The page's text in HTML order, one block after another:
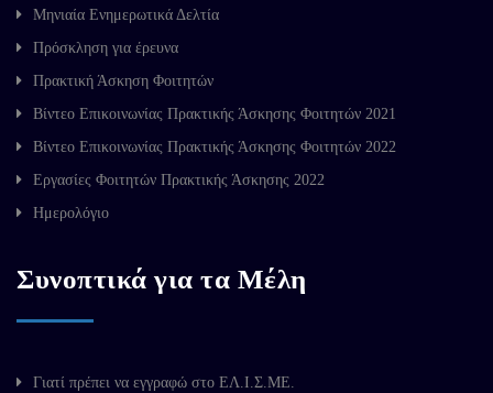
Μηνιαία Ενημερωτικά Δελτία
Πρόσκληση για έρευνα
Πρακτική Άσκηση Φοιτητών
Βίντεο Επικοινωνίας Πρακτικής Άσκησης Φοιτητών 2021
Βίντεο Επικοινωνίας Πρακτικής Άσκησης Φοιτητών 2022
Εργασίες Φοιτητών Πρακτικής Άσκησης 2022
Ημερολόγιο
Συνοπτικά για τα Μέλη
Γιατί πρέπει να εγγραφώ στο ΕΛ.Ι.Σ.ΜΕ.